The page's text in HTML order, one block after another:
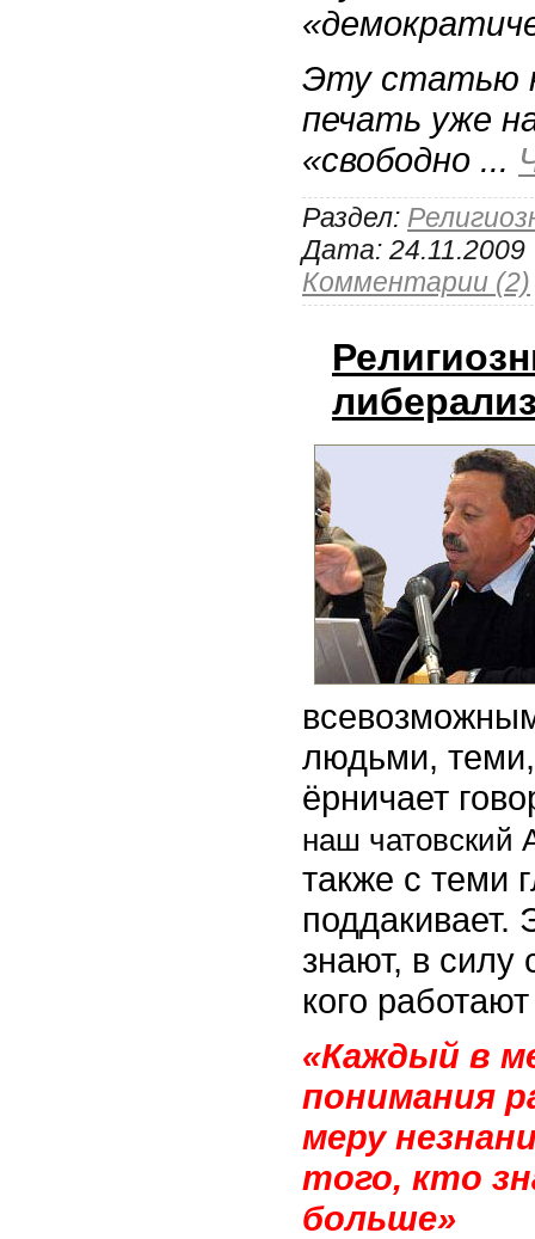
Эту статью
печать уже
«свободно ...
Раздел:
Дата: 24.11.2009
Комментарии (2)
людьми, теми,
ёрничает
наш чатовский
также с теми
поддакивает.
знают, в силу
кого
«Каждый в
понимания
меру
того, кто
больше»